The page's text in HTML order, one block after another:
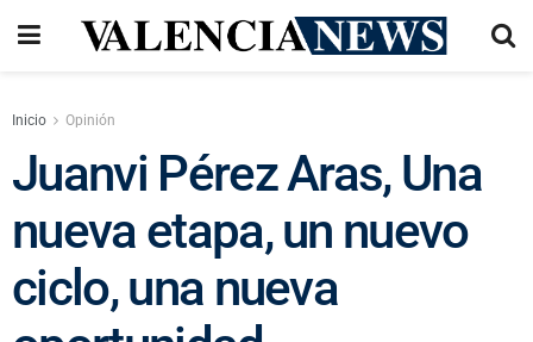
Inicio Opinión
Juanvi Pérez Aras, Una
nueva etapa, un nuevo
ciclo, una nueva